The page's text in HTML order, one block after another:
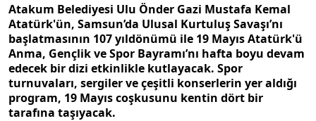
Atakum Belediyesi Ulu Önder Gazi Mustafa Kemal
Atatürk'ün, Samsun’da Ulusal Kurtuluş Savaşı’nı
başlatmasının 107 yıldönümü ile 19 Mayıs Atatürk'ü
Anma, Gençlik ve Spor Bayramı’nı hafta boyu devam
edecek bir dizi etkinlikle kutlayacak. Spor
turnuvaları, sergiler ve çeşitli konserlerin yer aldığı
program, 19 Mayıs coşkusunu kentin dört bir
tarafına taşıyacak.